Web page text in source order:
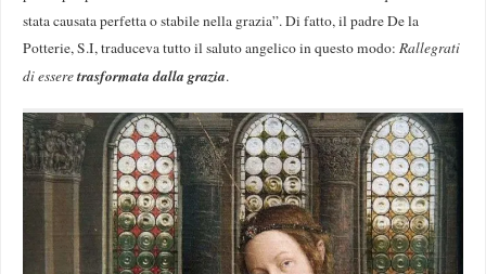
stata causata perfetta o stabile nella grazia”. Di fatto, il padre De la
Potterie, S.I, traduceva tutto il saluto angelico in questo modo:Rallegrati
di esseretrasformata dalla grazia.